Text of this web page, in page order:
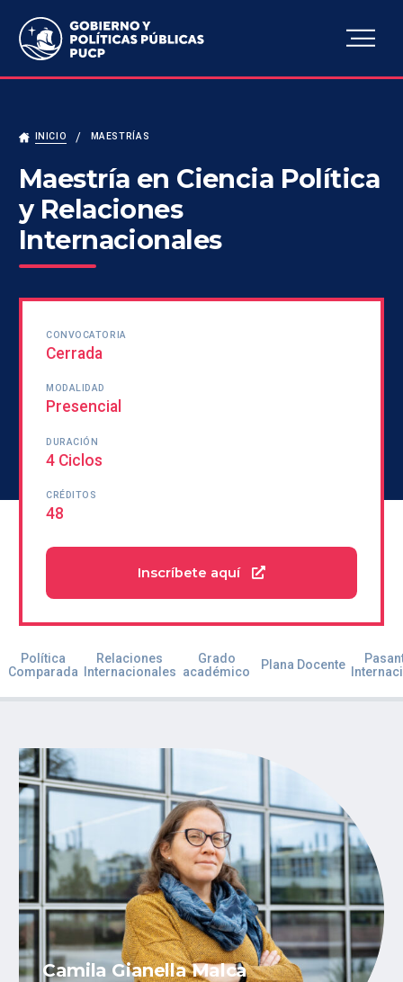
Escuela de Gobierno y
Políticas Públicas
INICIO MAESTRÍAS
Maestría en Ciencia Política
y Relaciones
Internacionales
CONVOCATORIA
Cerrada
MODALIDAD
Presencial
DURACIÓN
4 Ciclos
CRÉDITOS
48
Inscríbete aquí
Política
Comparada
Relaciones
Internacionales
Grado
académico
Plana Docente
Camila Gianella Malca